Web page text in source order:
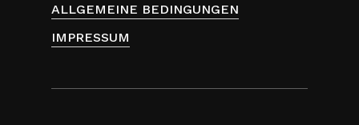
ALLGEMEINE BEDINGUNGEN
IMPRESSUM